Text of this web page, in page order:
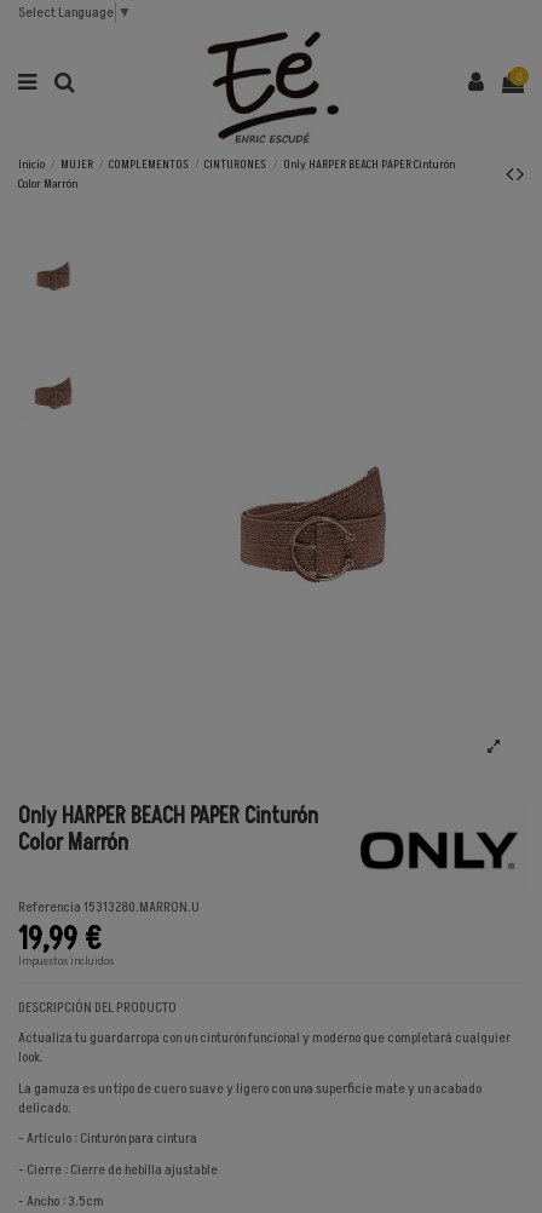
Select Language ▼
0
Inicio MUJER COMPLEMENTOS CINTURONES
Only HARPER BEACH PAPER Cinturón
Color Marrón
Only HARPER BEACH PAPER Cinturón
Color Marrón
Referencia15313280.MARRON.U
19,99 €
Impuestos incluidos
DESCRIPCIÓN DEL PRODUCTO
Actualiza tu guardarropa con un cinturón funcional y moderno que completará cualquier
look.
La gamuza es un tipo de cuero suave y ligero con una superficie mate y un acabado
delicado.
- Artículo : Cinturón para cintura
- Cierre : Cierre de hebilla ajustable
- Ancho : 3.5cm